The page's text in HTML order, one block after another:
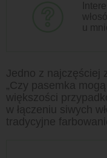
u
Jedno z najczęściej
„Czy pasemka
większości
w łączeniu siwych
tradycyjne